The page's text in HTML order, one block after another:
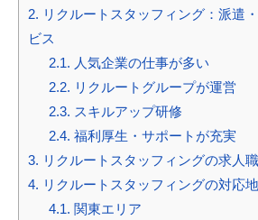
2. リクルートスタッフィング：派遣
ビス
2.1. 人気企業の仕事が多い
2.2. リクルートグループが運営
2.3. スキルアップ研修
2.4. 福利厚生・サポートが充実
3. リクルートスタッフィングの求人
4. リクルートスタッフィングの対応
4.1. 関東エリア